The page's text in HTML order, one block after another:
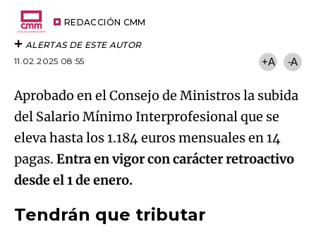
REDACCIÓN CMM
ALERTAS DE ESTE AUTOR
11.02.2025 08:55
+A -A
Aprobado en el Consejo de Ministros la subida
del Salario Mínimo Interprofesional que se
eleva hasta los 1.184 euros mensuales en 14
pagas. Entra en vigor con carácter retroactivo
desde el 1 de enero.
Tendrán que tributar